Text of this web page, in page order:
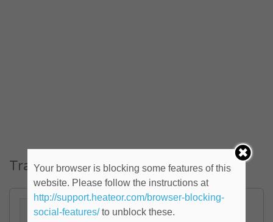
Trabajos similares
Analistas de Control de
Your browser is blocking some features of this
website. Please follow the instructions at
http://support.heateor.com/browser-blocking-
social-features/to unblock these.